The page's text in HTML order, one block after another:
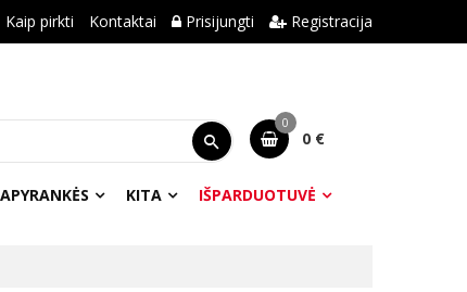
Kaip pirkti Kontaktai Prisijungti Registracija
0
0 €
APYRANKĖS KITA IŠPARDUOTUVĖ